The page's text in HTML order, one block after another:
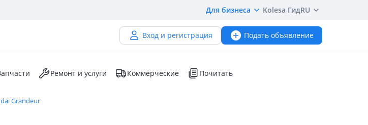
Для бизнеса Kolesa ГидRU
Вход и регистрация Подать объявление
Ремонт и услуги Коммерческие Почитать
Grandeur